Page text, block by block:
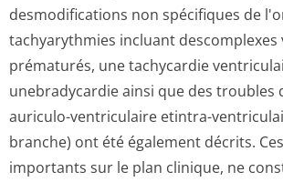
desmodifications non spécifiques de
tachyarythmies incluant
prématurés, une tachycardie
unebradycardie ainsi que des troubles
auriculo-ventriculaire etintra-
branche) ont été également décrits.
importants sur le plan clinique, ne